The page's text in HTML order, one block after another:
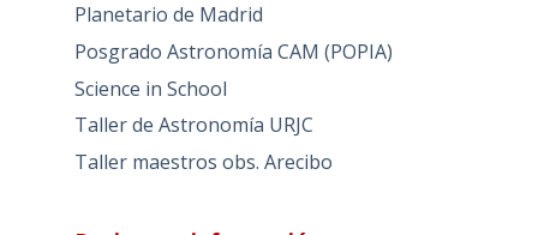
Planetario de Madrid
Posgrado Astronomía CAM (POPIA)
Science in School
Taller de Astronomía URJC
Taller maestros obs. Arecibo